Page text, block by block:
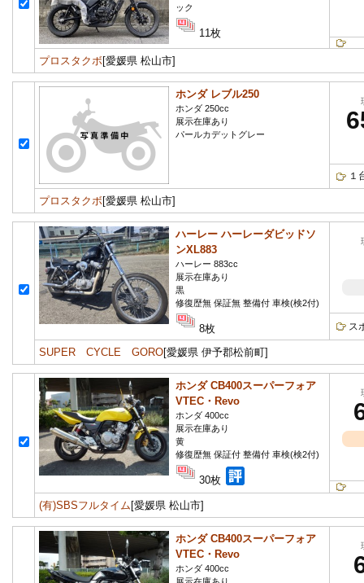
ック
11枚
プロスタクボ[愛媛県 松山市]
ホンダ レブル250
ホンダ 250cc
展示在庫あり
パールカデットグレー
１
プロスタクボ[愛媛県 松山市]
ハーレー ハーレーダビッドソ
ンXL883
ハーレー 883cc
展示在庫あり
黒
修復歴無 保証無 整備付 車検(検2付)
8枚 ス
SUPER CYCLE GORO[愛媛県 伊予郡松前町]
ホンダ CB400スーパーフォア
VTEC・Revo
ホンダ 400cc
展示在庫あり
黄
修復歴無 保証付 整備付 車検(検2付)
30枚
(有)SBSフルタイム [愛媛県 松山市]
ホンダ CB400スーパーフォア
VTEC・Revo
ホンダ 400cc